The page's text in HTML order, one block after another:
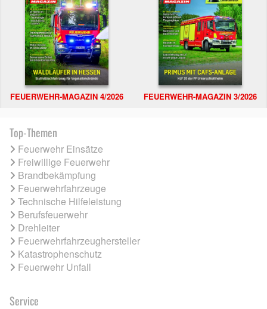
FEUERWEHR-MAGAZIN 4/2026 FEUERWEHR-MAGAZIN 3/2026
Top-Themen
Feuerwehr Einsätze
Freiwillige Feuerwehr
Brandbekämpfung
Feuerwehrfahrzeuge
Technische Hilfeleistung
Berufsfeuerwehr
Drehleiter
Feuerwehrfahrzeughersteller
Katastrophenschutz
Feuerwehr Unfall
Service